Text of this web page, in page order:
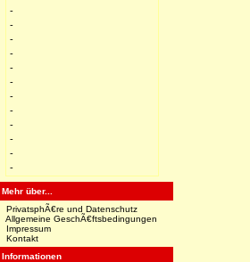
-
-
-
-
-
-
-
-
-
-
-
-
Mehr über...
PrivatsphÃ€re und Datenschutz
Allgemeine GeschÃ€ftsbedingungen
Impressum
Kontakt
Informationen